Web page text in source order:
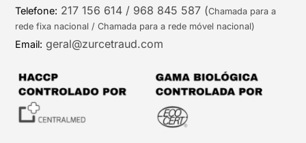
Telefone: 217 156 614 / 968 845 587 (Chamada para a
rede fixa nacional / Chamada para a rede móvel nacional)
Email: geral@zurcetraud.com